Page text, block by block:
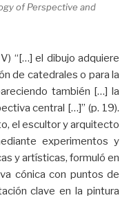
of Perspective and
“[…] el dibujo adquiere
de catedrales o para la
también […] la
central […]” (p. 19).
el escultor y arquitecto
experimentos y
y artísticas, formuló en
cónica con puntos de
clave en la pintura